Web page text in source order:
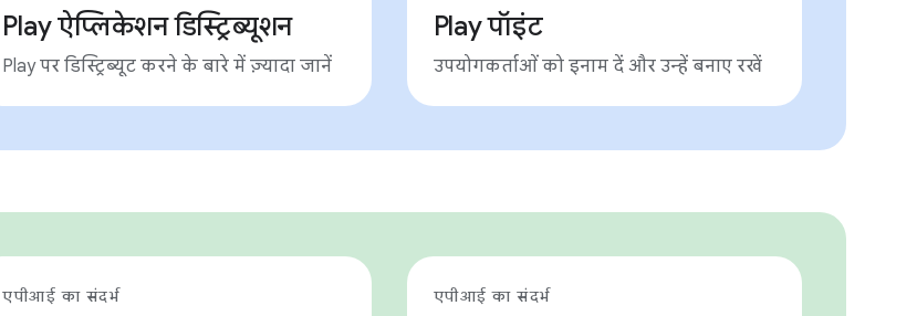
Play ऐप्लिकेशन डिस्ट्रिब्यूशन
Play पर डिस्ट्रिब्यूट करने के बारे में ज़्यादा जानें
Play पॉइंट
उपयोगकर्ताओं को इनाम दें और उन्हें बनाए रखें
एपीआई का संदर्भ एपीआई का संदर्भ